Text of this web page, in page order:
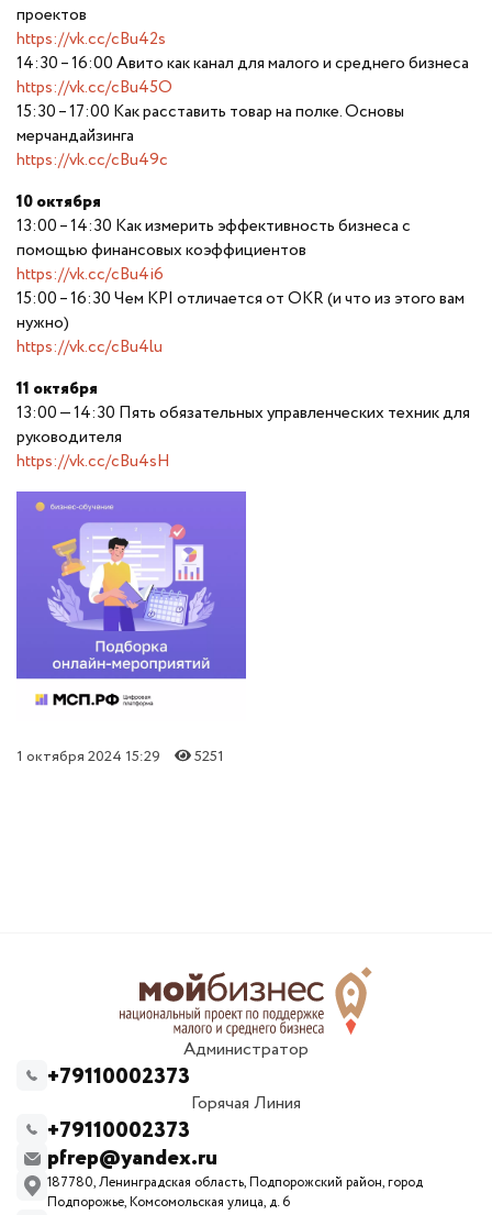
проектов
https://vk.cc/cBu42s
14:30 – 16:00 Авито как канал для малого и среднего бизнеса
https://vk.cc/cBu45O
15:30 – 17:00 Как расставить товар на полке. Основы
мерчандайзинга
https://vk.cc/cBu49c
10 октября
13:00 – 14:30 Как измерить эффективность бизнеса с
помощью финансовых коэффициентов
https://vk.cc/cBu4i6
15:00 – 16:30 Чем KPI отличается от OKR (и что из этого вам
нужно)
https://vk.cc/cBu4lu
11 октября
13:00 — 14:30 Пять обязательных управленческих техник для
руководителя
https://vk.cc/cBu4sH
1 октября 2024 15:29 5251
Администратор
+79110002373
Горячая Линия
+79110002373
pfrep@yandex.ru
187780, Ленинградская область, Подпорожский район, город
Подпорожье, Комсомольская улица, д. 6